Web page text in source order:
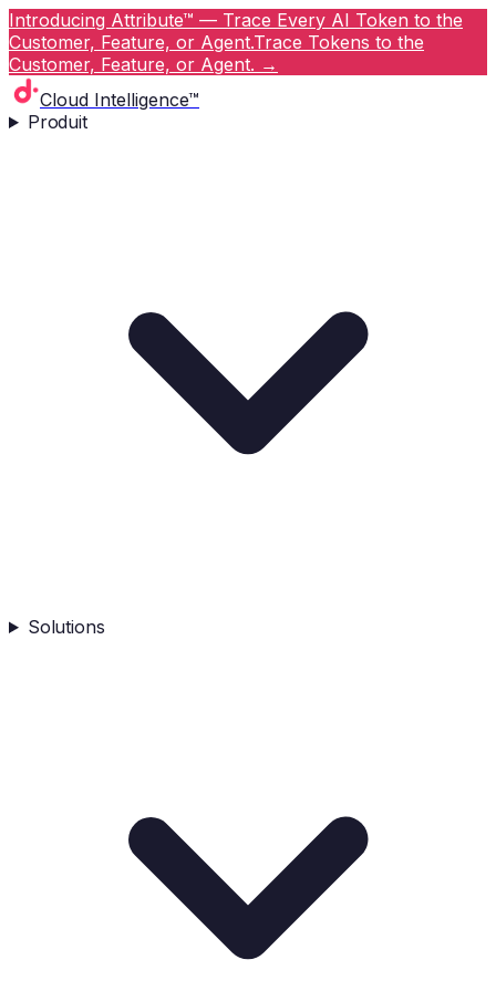
Introducing Attribute™ — Trace Every AI Token to the
Customer, Feature, or Agent.Trace Tokens to the
Customer, Feature, or Agent. →
Cloud Intelligence™
Produit
Solutions